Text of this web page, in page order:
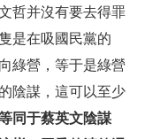
哲并沒有要去得罪
是在吸國民黨的
綠營，等于是綠營
陰謀，這可以至少
同于蔡英文陰謀